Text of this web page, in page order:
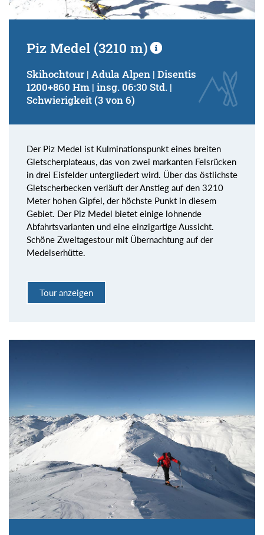
Piz Medel (3210 m)
Skihochtour | Adula Alpen | Disentis
1200+860 Hm | insg. 06:30 Std. |
Schwierigkeit (3 von 6)
Der Piz Medel ist Kulminationspunkt eines breiten
Gletscherplateaus, das von zwei markanten Felsrücken
in drei Eisfelder untergliedert wird. Über das östlichste
Gletscherbecken verläuft der Anstieg auf den 3210
Meter hohen Gipfel, der höchste Punkt in diesem
Gebiet. Der Piz Medel bietet einige lohnende
Abfahrtsvarianten und eine einzigartige Aussicht.
Schöne Zweitagestour mit Übernachtung auf der
Medelserhütte.
Tour anzeigen